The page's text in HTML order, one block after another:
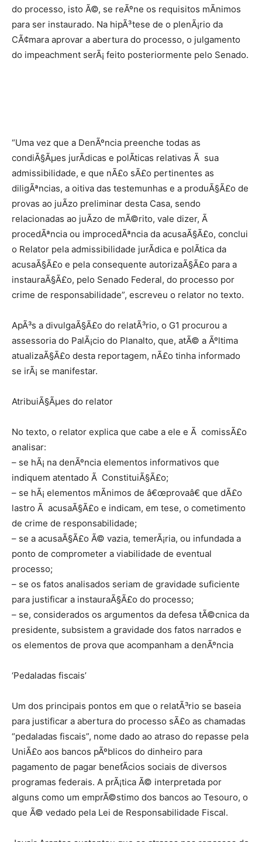
do processo, isto Ã©, se reÃºne os requisitos mÃ­nimos
para ser instaurado. Na hipÃ³tese de o plenÃ¡rio da
CÃ¢mara aprovar a abertura do processo, o julgamento
do impeachment serÃ¡ feito posteriormente pelo Senado.
“Uma vez que a DenÃºncia preenche todas as
condiÃ§Ãµes jurÃ­dicas e polÃ­ticas relativas Ã sua
admissibilidade, e que nÃ£o sÃ£o pertinentes as
diligÃªncias, a oitiva das testemunhas e a produÃ§Ã£o de
provas ao juÃ­zo preliminar desta Casa, sendo
relacionadas ao juÃ­zo de mÃ©rito, vale dizer, Ã
procedÃªncia ou improcedÃªncia da acusaÃ§Ã£o, conclui
o Relator pela admissibilidade jurÃ­dica e polÃ­tica da
acusaÃ§Ã£o e pela consequente autorizaÃ§Ã£o para a
instauraÃ§Ã£o, pelo Senado Federal, do processo por
crime de responsabilidade”, escreveu o relator no texto.
ApÃ³s a divulgaÃ§Ã£o do relatÃ³rio, o G1 procurou a
assessoria do PalÃ¡cio do Planalto, que, atÃ© a Ãºltima
atualizaÃ§Ã£o desta reportagem, nÃ£o tinha informado
se irÃ¡ se manifestar.
AtribuiÃ§Ãµes do relator
No texto, o relator explica que cabe a ele e Ã comissÃ£o
analisar:
– se hÃ¡ na denÃºncia elementos informativos que
indiquem atentado Ã ConstituiÃ§Ã£o;
– se hÃ¡ elementos mÃ­nimos de â€œprovaâ€ que dÃ£o
lastro Ã acusaÃ§Ã£o e indicam, em tese, o cometimento
de crime de responsabilidade;
– se a acusaÃ§Ã£o Ã© vazia, temerÃ¡ria, ou infundada a
ponto de comprometer a viabilidade de eventual
processo;
– se os fatos analisados seriam de gravidade suficiente
para justificar a instauraÃ§Ã£o do processo;
– se, considerados os argumentos da defesa tÃ©cnica da
presidente, subsistem a gravidade dos fatos narrados e
os elementos de prova que acompanham a denÃºncia
‘Pedaladas fiscais’
Um dos principais pontos em que o relatÃ³rio se baseia
para justificar a abertura do processo sÃ£o as chamadas
“pedaladas fiscais”, nome dado ao atraso do repasse pela
UniÃ£o aos bancos pÃºblicos do dinheiro para
pagamento de pagar benefÃ­cios sociais de diversos
programas federais. A prÃ¡tica Ã© interpretada por
alguns como um emprÃ©stimo dos bancos ao Tesouro, o
que Ã© vedado pela Lei de Responsabilidade Fiscal.